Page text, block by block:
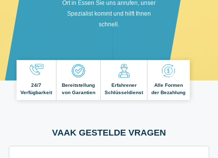
Ort in Essen Sie uns anrufen, unser
Spezialist kommt und hilft Ihnen
schnell.
24/7
Verfügbarkeit
Bereitstellung
von Garantien
Erfahrener
Schlüsseldienst
Alle Formen
der Bezahlung
VAAK GESTELDE VRAGEN